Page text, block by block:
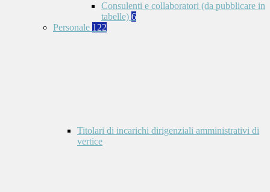
Consulenti e collaboratori (da pubblicare in
tabelle) 6
Personale 122
Titolari di incarichi dirigenziali amministrativi di
vertice